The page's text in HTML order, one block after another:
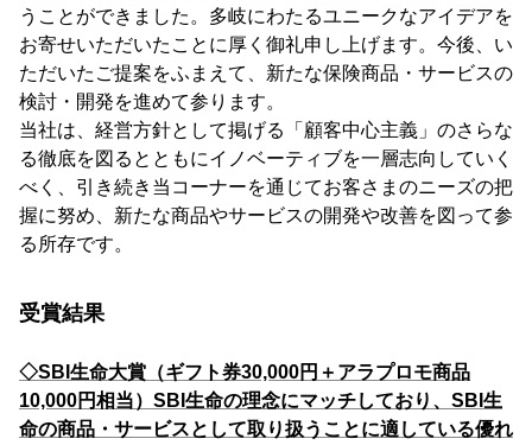
うことができました。多岐にわたるユニークなアイデアを
お寄せいただいたことに厚く御礼申し上げます。今後、い
ただいたご提案をふまえて、新たな保険商品・サービスの
検討・開発を進めて参ります。
当社は、経営方針として掲げる「顧客中心主義」のさらな
る徹底を図るとともにイノベーティブを一層志向していく
べく、引き続き当コーナーを通じてお客さまのニーズの把
握に努め、新たな商品やサービスの開発や改善を図って参
る所存です。
受賞結果
◇SBI生命大賞（ギフト券30,000円＋アラプロモ商品
10,000円相当）SBI生命の理念にマッチしており、SBI生
命の商品・サービスとして取り扱うことに適している優れ